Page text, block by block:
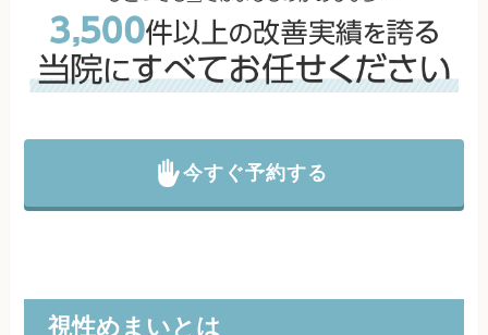
今すぐ予約する
視性めまいとは